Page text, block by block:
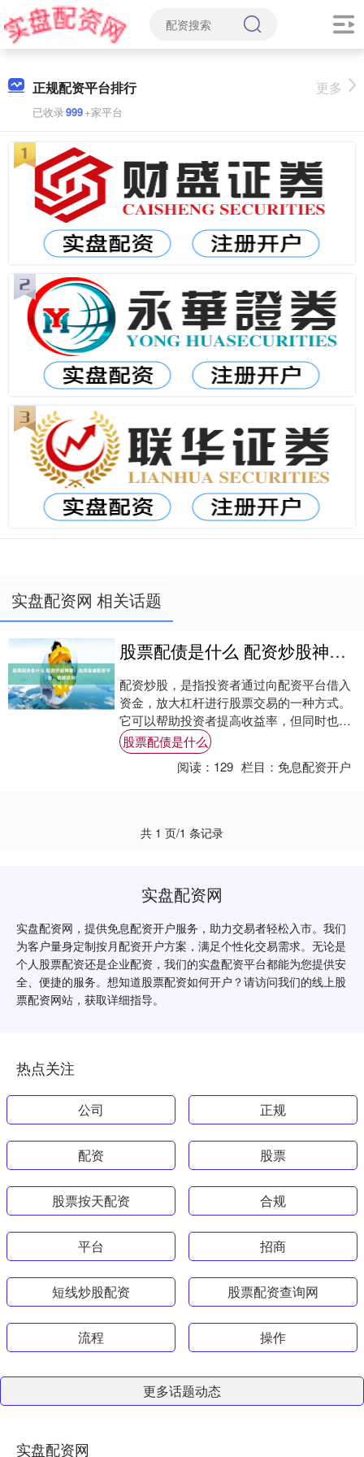
正规配资平台排行
已收录999+家平台
更多
实盘配资网 相关话题
股票配债是什么 配资炒股神器：选择靠谱配资平台，稳健获利
配资炒股，是指投资者通过向配资平台借入
资金，放大杠杆进行股票交易的一种方式。
它可以帮助投资者提高收益率，但同时也会
增加风险。因此，选择靠谱的配资平台股票
配债是什....
股票配债是什么
阅读： 129 栏目：免息配资开户
共 1 页/1 条记录
实盘配资网
实盘配资网，提供免息配资开户服务，助力交易者轻松入市。我们
为客户量身定制按月配资开户方案，满足个性化交易需求。无论是
个人股票配资还是企业配资，我们的实盘配资平台都能为您提供安
全、便捷的服务。想知道股票配资如何开户？请访问我们的线上股
票配资网站，获取详细指导。
热点关注
公司 正规
配资 股票
股票按天配资 合规
平台 招商
短线炒股配资 股票配资查询网
流程 操作
更多话题动态
实盘配资网